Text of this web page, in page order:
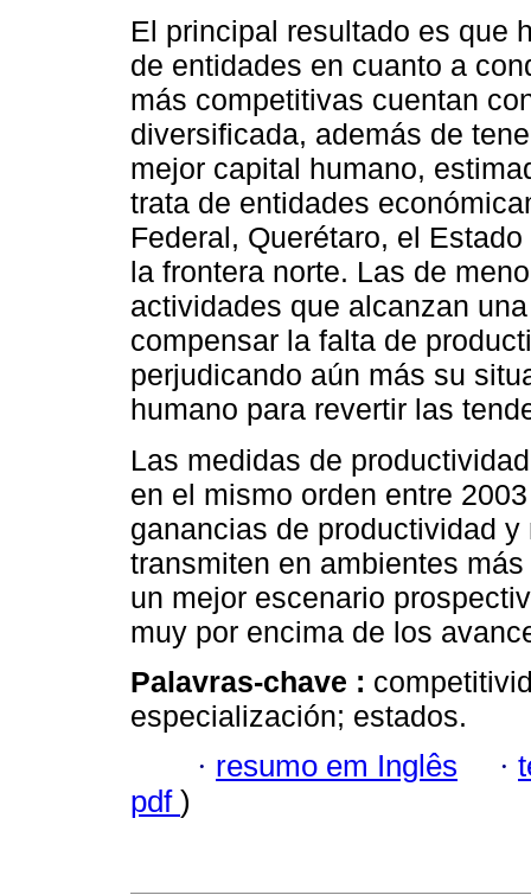
El principal resultado es que
de entidades en cuanto a
más competitivas cuentan
diversificada, además de
mejor capital humano,
trata de entidades
Federal, Querétaro, el
la frontera norte. Las de
actividades que alcanzan
compensar la falta de
perjudicando aún más su
humano para revertir las
Las medidas de
en el mismo orden entre
ganancias de productividad
transmiten en ambientes
un mejor escenario
muy por encima de los
Palavras-chave :
especialización; estados.
· resumo em Inglês ·
pdf )